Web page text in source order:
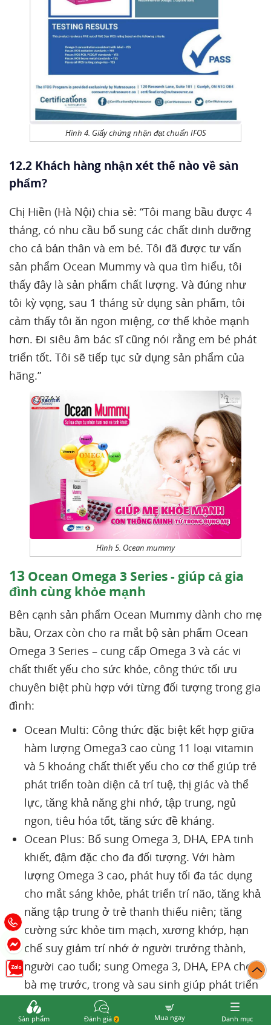
Hình 4. Giấy chứng nhận đạt chuẩn IFOS
12.2 Khách hàng nhận xét thế nào về sản
phẩm?
Chị Hiền (Hà Nội) chia sẻ: “Tôi mang bầu được 4
tháng, có nhu cầu bổ sung các chất dinh dưỡng
cho cả bản thân và em bé. Tôi đã được tư vấn
sản phẩm Ocean Mummy và qua tìm hiểu, tôi
thấy đây là sản phẩm chất lượng. Và đúng như
tôi kỳ vọng, sau 1 tháng sử dụng sản phẩm, tôi
cảm thấy tôi ăn ngon miệng, cơ thể khỏe mạnh
hơn. Đi siêu âm bác sĩ cũng nói rằng em bé phát
triển tốt. Tôi sẽ tiếp tục sử dụng sản phẩm của
hãng.”
Hình 5. Ocean mummy
13 Ocean Omega 3 Series - giúp cả gia
đình cùng khỏe mạnh
Bên cạnh sản phẩm Ocean Mummy dành cho mẹ
bầu, Orzax còn cho ra mắt bộ sản phẩm Ocean
Omega 3 Series – cung cấp Omega 3 và các vi
chất thiết yếu cho sức khỏe, công thức tối ưu
chuyên biệt phù hợp với từng đối tượng trong gia
đình:
Ocean Multi: Công thức đặc biệt kết hợp giữa
hàm lượng Omega3 cao cùng 11 loại vitamin
và 5 khoáng chất thiết yếu cho cơ thể giúp trẻ
phát triển toàn diện cả trí tuệ, thị giác và thể
lực, tăng khả năng ghi nhớ, tập trung, ngủ
ngon, tiêu hóa tốt, tăng sức đề kháng.
Ocean Plus: Bổ sung Omega 3, DHA, EPA tinh
khiết, đậm đặc cho đa đối tượng. Với hàm
lượng Omega 3 cao, phát huy tối đa tác dụng
cho mắt sáng khỏe, phát triển trí não, tăng khả
năng tập trung ở trẻ thanh thiếu niên; tăng
cường sức khỏe tim mạch, xương khớp, hạn
chế suy giảm trí nhớ ở người trưởng thành,
người cao tuổi; sung Omega 3, DHA, EPA cho
bà mẹ trước, trong và sau sinh giúp phát triển
trí não cho thai nhi, cho thai kỳ khỏe mạnh
đồng thời giảm nguy cơ trầm cảm sau sinh.
Sản phẩm Đánh giá 2 Mua ngay Danh mục